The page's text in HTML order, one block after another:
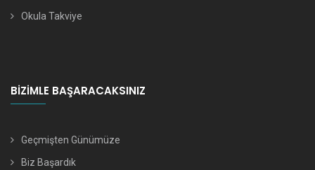
Okula Takviye
BIZIMLE BAŞARACAKSINIZ
Geçmişten Günümüze
Biz Başardık